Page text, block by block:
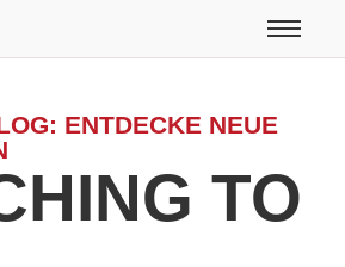
ENTDECKE NEUE
TO